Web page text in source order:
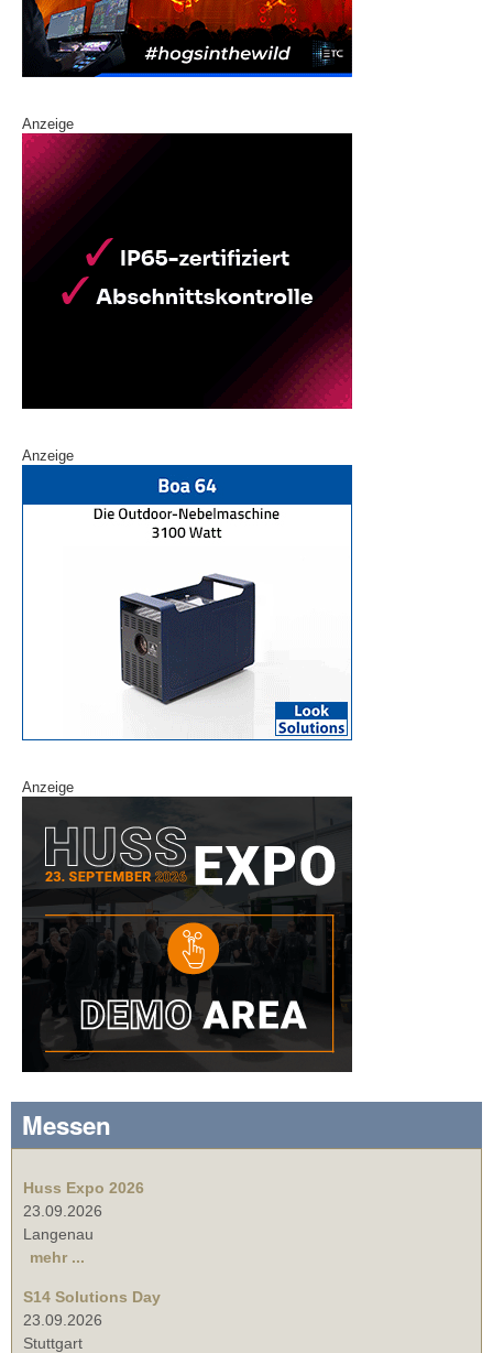
Anzeige
Anzeige
Anzeige
Messen
Huss Expo 2026
23.09.2026
Langenau
mehr ...
S14 Solutions Day
23.09.2026
Stuttgart